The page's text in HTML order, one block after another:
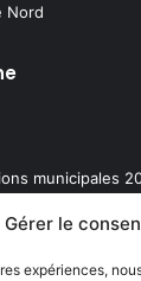
Gérer le
expériences,
Nord
municipales